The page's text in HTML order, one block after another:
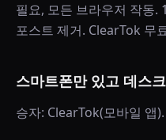
필요, 모든 브라우저 작동.
포스트 제거. ClearTok 무
스마트폰만 있고 데스
승자: ClearTok(모바일 앱